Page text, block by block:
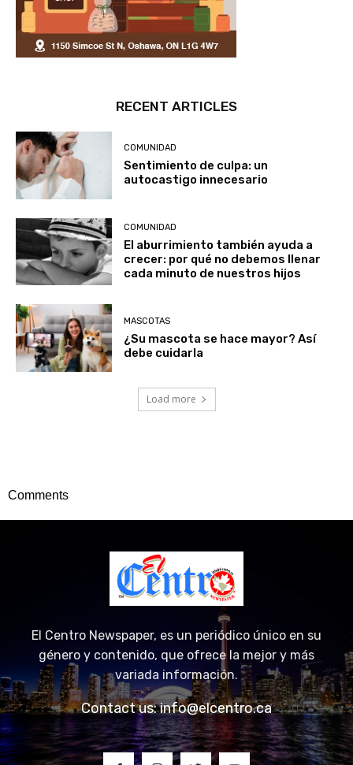
RECENT ARTICLES
COMUNIDAD
Sentimiento de culpa: un
autocastigo innecesario
COMUNIDAD
El aburrimiento también ayuda a
crecer: por qué no debemos llenar
cada minuto de nuestros hijos
MASCOTAS
¿Su mascota se hace mayor? Así
debe cuidarla
Load more
Comments
El Centro Newspaper, es un periódico único en su
género y contenido, que ofrece la mejor y más
variada información.
Contact us:info@elcentro.ca